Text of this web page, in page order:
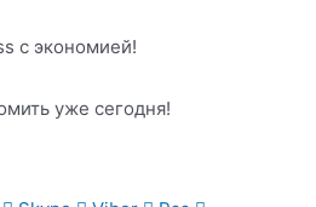
с экономией!
уже сегодня!